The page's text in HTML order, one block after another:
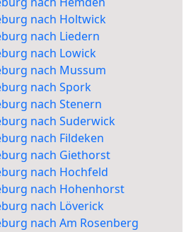
nach Holtwick
nach Liedern
nach Lowick
nach Mussum
nach Spork
nach Stenern
nach Suderwick
nach Fildeken
nach Giethorst
nach Hochfeld
nach Hohenhorst
nach Löverick
nach Am Rosenberg